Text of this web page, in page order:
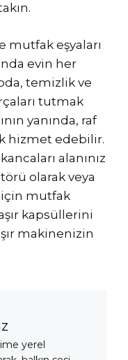
mutfak eşyaları
evin her
temizlik ve
tutmak
yanında, raf
hizmet edebilir.
alanınız
olarak veya
için mutfak
kapsüllerini
makinenizin
yerel